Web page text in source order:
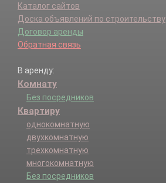
Каталог сайтов
Доска объявлений по строительству
Договор аренды
Обратная связь
В аренду:
Комнату
Без посредников
Квартиру
однокомнатную
двухкомнатную
трехкомнатную
многокомнатную
Без посредников